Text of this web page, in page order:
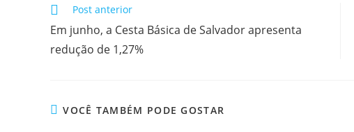
Post anterior
Em junho, a Cesta Básica de Salvador apresenta
redução de 1,27%
VOCÊ TAMBÉM PODE GOSTAR